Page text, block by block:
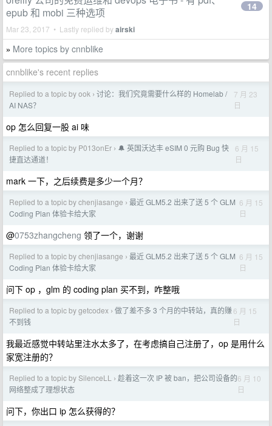
epub 和 mobi 三种选项
Mar 23, 2017 • Lastly replied byairski
14
» More topics by cnnblike
cnnblike's recent replies
Replied to a topic by ook › 讨论：我们究竟需要什么样的 Homelab /
AI NAS？
7 月 23
日
op 怎么回复一股 ai 味
Replied to a topic by P013onEr › 🔔 英国沃达丰 eSIM 0 元购 Bug 快
捷直达通道！
6 月 15
日
mark 一下，之后续费是多少一个月？
Replied to a topic by chenjiasange › 最近 GLM5.2 出来了送 5 个 GLM
Coding Plan 体验卡给大家
6 月 15
日
@0753zhangcheng 领了一个，谢谢
Replied to a topic by chenjiasange › 最近 GLM5.2 出来了送 5 个 GLM
Coding Plan 体验卡给大家
6 月 15
日
问下 op ，glm 的 coding plan 买不到，咋整哦
Replied to a topic by getcodex › 做了差不多 3 个月的中转站，真的赚
不到钱
6 月 15
日
我最近感觉中转站里注水太多了，在考虑搞自己注册了，op 是用什么
家宽注册的？
Replied to a topic by SilenceLL › 趁着这一次 IP 被 ban，把公司设备的
网络整成了理想状态
6 月 10
日
问下，你出口 ip 怎么获得的？